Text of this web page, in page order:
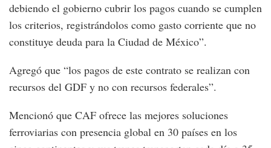
debiendo el gobierno cubrir los pagos cuando se cumplen
los criterios, registrándolos como gasto corriente que no
constituye deuda para la Ciudad de México”.
Agregó que “los pagos de este contrato se realizan con
recursos del GDF y no con recursos federales”.
Mencionó que CAF ofrece las mejores soluciones
ferroviarias con presencia global en 30 países en los